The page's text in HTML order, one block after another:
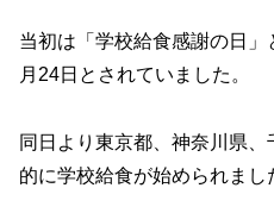
当初は「学校給食感謝の日
月24日とされていました。
同日より東京都、神奈川県
的に学校給食が始められまし